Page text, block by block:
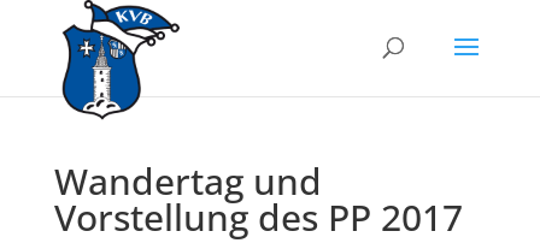
Wandertag und
Vorstellung des PP 2017